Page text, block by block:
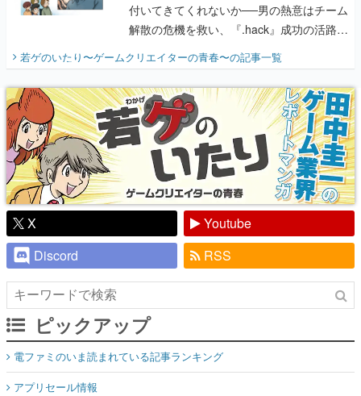
付いてきてくれないか──男の熱意はチーム
解散の危機を救い、『.hack』成功の活路を
開く。業界の快男児・松山 洋に流れる血は
『少年ジャンプ』色だった【若ゲのいた
り】
若ゲのいたり〜ゲームクリエイターの青春〜の記事一覧
X
Youtube
Discord
RSS
ピックアップ
電ファミのいま読まれている記事ランキング
アプリセール情報